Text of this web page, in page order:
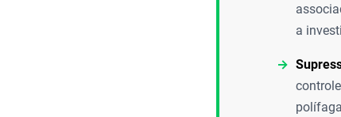
a